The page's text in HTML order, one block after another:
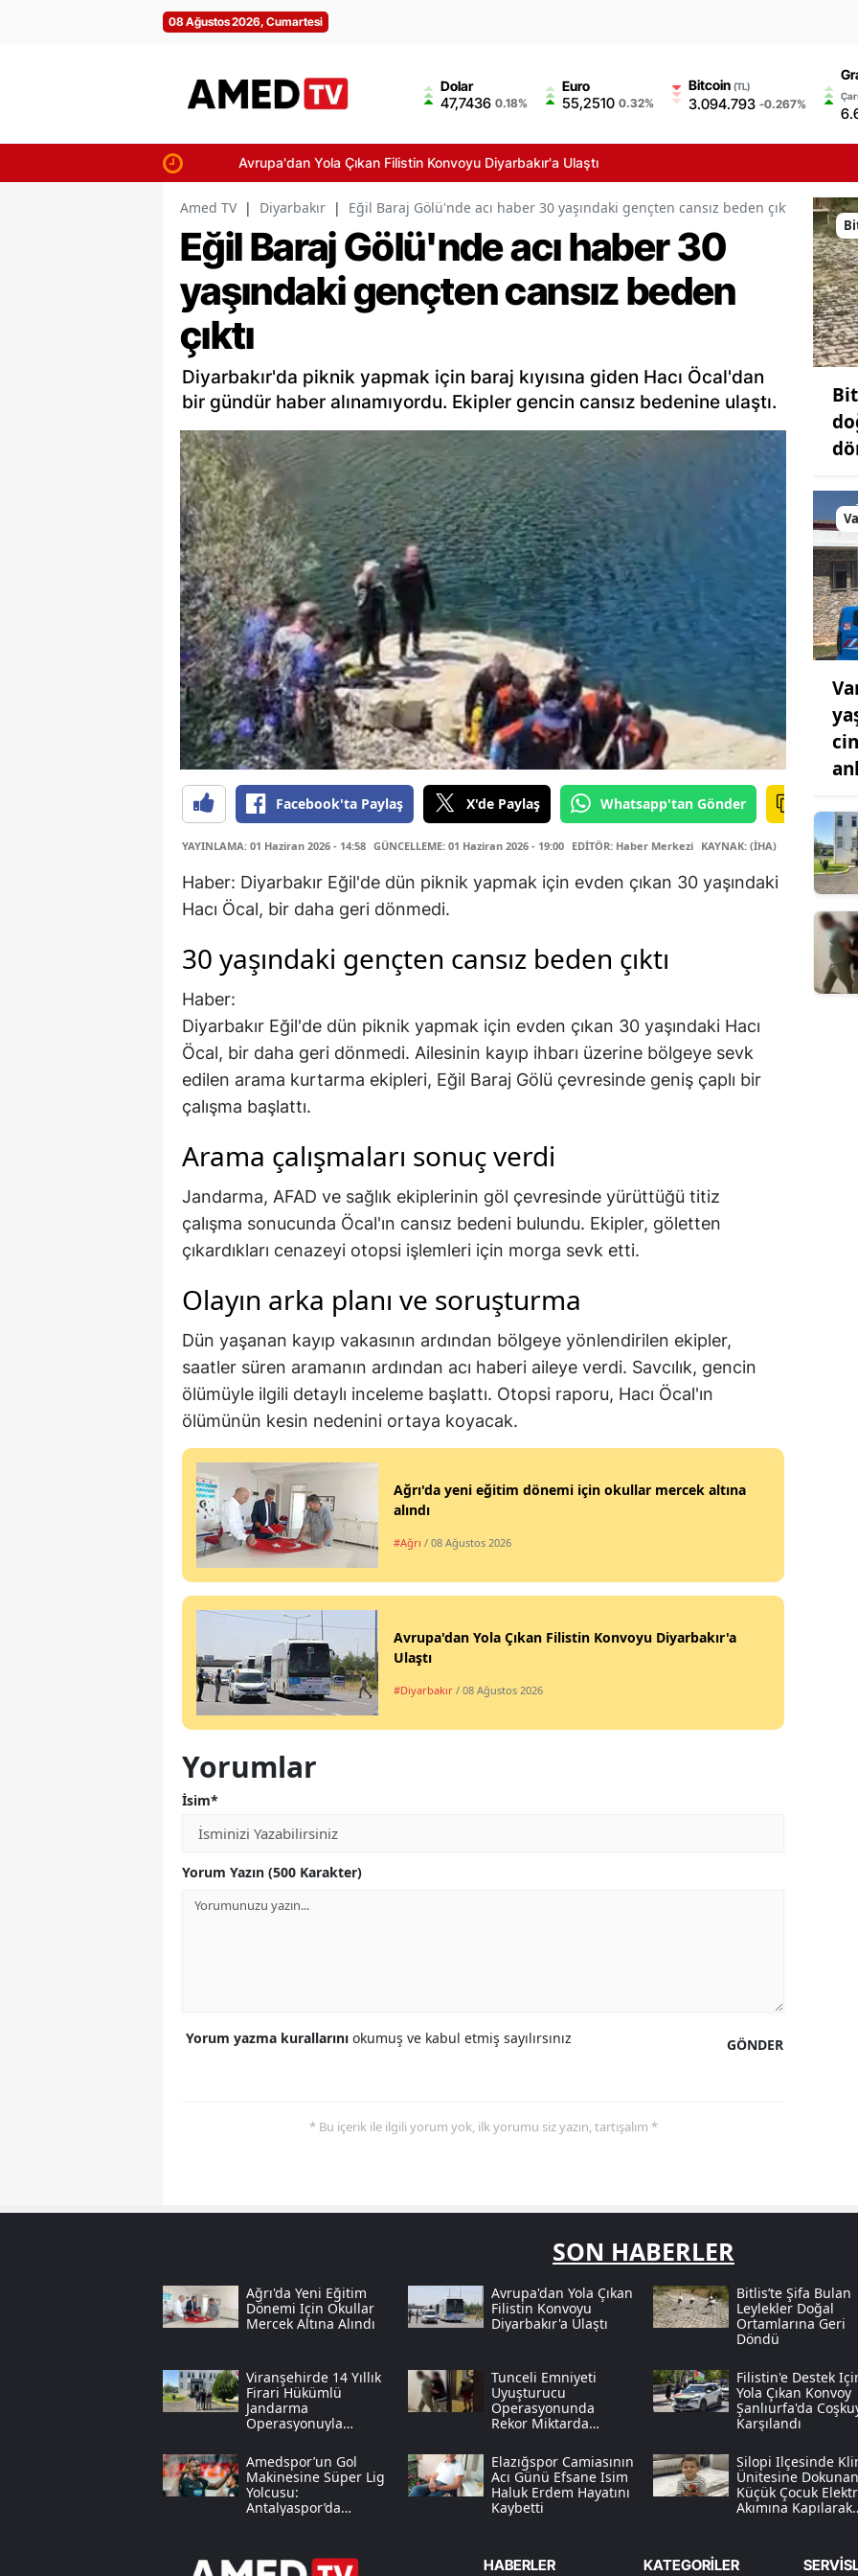
08 Ağustos 2026, Cumartesi
Dolar
47,7436 0.18%
Euro
55,2510 0.32%
Bitcoin (TL)
3.094.793 -0.267%
Avrupa'dan Yola Çıkan Filistin Konvoyu Diyarbakır'a Ulaştı
Amed TV | Diyarbakır | Eğil Baraj Gölü'nde acı haber 30 yaşındaki gençten cansız beden çıktı
Eğil Baraj Gölü'nde acı haber 30
yaşındaki gençten cansız beden
çıktı
Diyarbakır'da piknik yapmak için baraj kıyısına giden Hacı Öcal'dan
bir gündür haber alınamıyordu. Ekipler gencin cansız bedenine ulaştı.
Facebook'ta Paylaş X'de Paylaş Whatsapp'tan Gönder
YAYINLAMA: 01 Haziran 2026 - 14:58 GÜNCELLEME: 01 Haziran 2026 - 19:00 EDİTÖR: Haber Merkezi KAYNAK: (İHA)
Haber: Diyarbakır Eğil'de dün piknik yapmak için evden çıkan 30 yaşındaki
Hacı Öcal, bir daha geri dönmedi.
30 yaşındaki gençten cansız beden çıktı
Haber:
Diyarbakır Eğil'de dün piknik yapmak için evden çıkan 30 yaşındaki Hacı
Öcal, bir daha geri dönmedi. Ailesinin kayıp ihbarı üzerine bölgeye sevk
edilen arama kurtarma ekipleri, Eğil Baraj Gölü çevresinde geniş çaplı bir
çalışma başlattı.
Arama çalışmaları sonuç verdi
Jandarma, AFAD ve sağlık ekiplerinin göl çevresinde yürüttüğü titiz
çalışma sonucunda Öcal'ın cansız bedeni bulundu. Ekipler, göletten
çıkardıkları cenazeyi otopsi işlemleri için morga sevk etti.
Olayın arka planı ve soruşturma
Dün yaşanan kayıp vakasının ardından bölgeye yönlendirilen ekipler,
saatler süren aramanın ardından acı haberi aileye verdi. Savcılık, gencin
ölümüyle ilgili detaylı inceleme başlattı. Otopsi raporu, Hacı Öcal'ın
ölümünün kesin nedenini ortaya koyacak.
Ağrı'da yeni eğitim dönemi için okullar mercek altına
alındı
#Ağrı / 08 Ağustos 2026
Avrupa'dan Yola Çıkan Filistin Konvoyu Diyarbakır'a
Ulaştı
#Diyarbakır / 08 Ağustos 2026
Yorumlar
İsim*
Yorum Yazın (500 Karakter)
GÖNDER
Yorum yazma kurallarını okumuş ve kabul etmiş sayılırsınız
* Bu içerik ile ilgili yorum yok, ilk yorumu siz yazın, tartışalım *
SON HABERLER
Ağrı'da Yeni Eğitim
Dönemi Için Okullar
Mercek Altına Alındı
Avrupa'dan Yola Çıkan
Filistin Konvoyu
Diyarbakır'a Ulaştı
Bitlis’te Şifa Bulan
Leylekler Doğal
Ortamlarına Geri
Döndü
Viranşehirde 14 Yıllık
Firari Hükümlü
Jandarma
Operasyonuyla
Tunceli Emniyeti
Uyuşturucu
Operasyonunda
Rekor Miktarda
Filistin'e Destek
Yola Çıkan Konvoy
Şanlıurfa'da
Karşılandı
Amedspor’un Gol
Makinesine Süper Lig
Yolcusu:
Antalyaspor’da
Elazığspor Camiasının
Acı Günü Efsane Isim
Haluk Erdem Hayatını
Kaybetti
Silopi Ilçesinde
Ünitesine Dokunan
Küçük Çocuk
Akımına Kapılarak
HABERLER KATEGORİLER